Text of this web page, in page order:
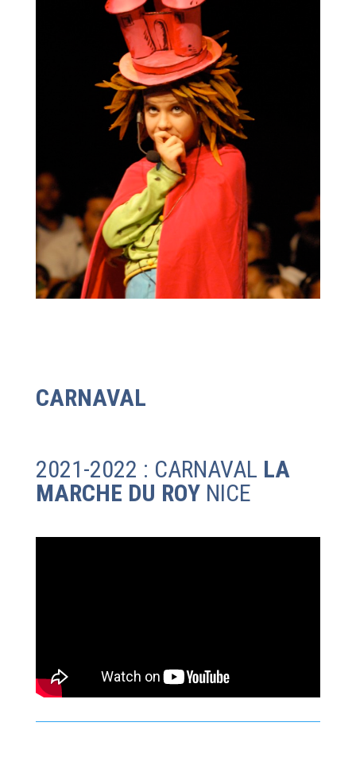
CARNAVAL
2021-2022 : CARNAVAL LA
MARCHE DU ROYNICE